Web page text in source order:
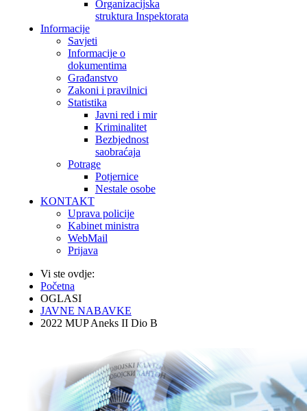
Organizacijska
struktura Inspektorata
Informacije
Savjeti
Informacije o
dokumentima
Građanstvo
Zakoni i pravilnici
Statistika
Javni red i mir
Kriminalitet
Bezbjednost
saobraćaja
Potrage
Potjernice
Nestale osobe
KONTAKT
Uprava policije
Kabinet ministra
WebMail
Prijava
Vi ste ovdje:
Početna
OGLASI
JAVNE NABAVKE
2022 MUP Aneks II Dio B